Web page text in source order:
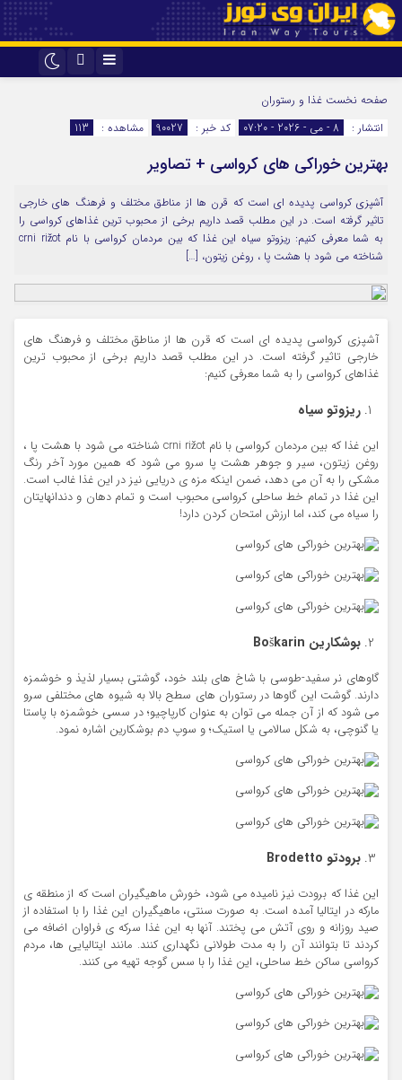
اینستاگرام
صفحه نخست غذا و رستوران
انتشار :
8 - می - 2026 - 07:20 کد خبر : 90027 مشاهده : 113
بهترین خوراکی های کرواسی + تصاویر
آشپزی کرواسی پدیده ای است که قرن ها از مناطق مختلف و فرهنگ های خارجی
تاثیر گرفته است. در این مطلب قصد داریم برخی از محبوب ترین غذاهای کرواسی را
به شما معرفی کنیم: ریزوتو سیاه این غذا که بین مردمان کرواسی با نام crni rižot
شناخته می شود با هشت پا ، روغن زیتون، […]
آشپزی کرواسی پدیده ای است که قرن ها از مناطق مختلف و فرهنگ های
خارجی تاثیر گرفته است. در این مطلب قصد داریم برخی از محبوب ترین
غذاهای کرواسی را به شما معرفی کنیم:
ریزوتو سیاه
این غذا که بین مردمان کرواسی با نام crni rižot شناخته می شود با هشت پا ،
روغن زیتون، سیر و جوهر هشت پا سرو می شود که همین مورد آخر رنگ
مشکی را به آن می دهد، ضمن اینکه مزه ی دریایی نیز در این غذا غالب است.
این غذا در تمام خط ساحلی کرواسی محبوب است و تمام دهان و دندانهایتان
را سیاه می کند، اما ارزش امتحان کردن دارد!
بوشکارین Boškarin
گاوهای نر سفید-طوسی با شاخ های بلند خود، گوشتی بسیار لذیذ و خوشمزه
دارند. گوشت این گاوها در رستوران های سطح بالا به شیوه های مختلفی سرو
می شود که از آن جمله می توان به عنوان کارپاچیو؛ در سسی خوشمزه با پاستا
یا گنوچی، به شکل سالامی یا استیک؛ و سوپ دم بوشکارین اشاره نمود.
برودتو Brodetto
این غذا که برودت نیز نامیده می شود، خورش ماهیگیران است که از منطقه ی
مارکه در ایتالیا آمده است. به صورت سنتی، ماهیگیران این غذا را با استفاده از
صید روزانه و روی آتش می پختند. آنها به این غذا سرکه ی فراوان اضافه می
کردند تا بتوانند آن را به مدت طولانی نگهداری کنند. مانند ایتالیایی ها، مردم
کرواسی ساکن خط ساحلی، این غذا را با سس گوجه تهیه می کنند.